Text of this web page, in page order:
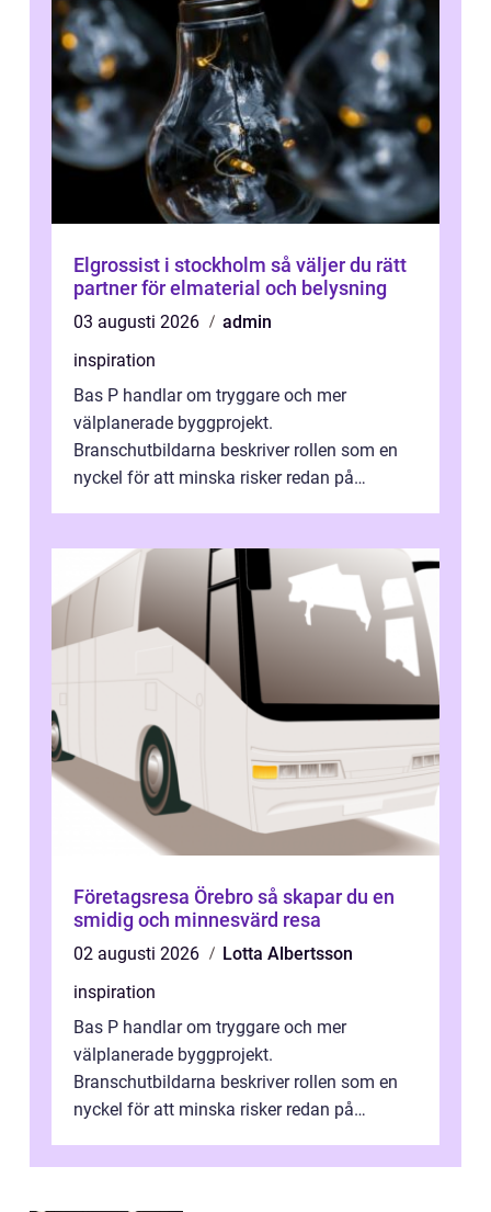
Elgrossist i stockholm så väljer du rätt
partner för elmaterial och belysning
03 augusti 2026
admin
inspiration
Bas P handlar om tryggare och mer
välplanerade byggprojekt.
Branschutbildarna beskriver rollen som en
nyckel för att minska risker redan på
Företagsresa Örebro så skapar du en
smidig och minnesvärd resa
02 augusti 2026
Lotta Albertsson
inspiration
Bas P handlar om tryggare och mer
välplanerade byggprojekt.
Branschutbildarna beskriver rollen som en
nyckel för att minska risker redan på